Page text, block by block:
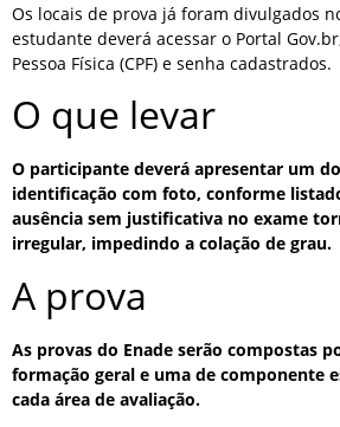
Os locais de prova já foram divulgados
estudante deverá acessar o Portal
Pessoa Física (CPF) e senha cadastrados.
O que levar
O participante deverá apresentar um
identificação com foto, conforme
ausência sem justificativa no exame
irregular, impedindo a colação de grau.
A prova
As provas do Enade serão compostas
formação geral e uma de componente
cada área de avaliação.